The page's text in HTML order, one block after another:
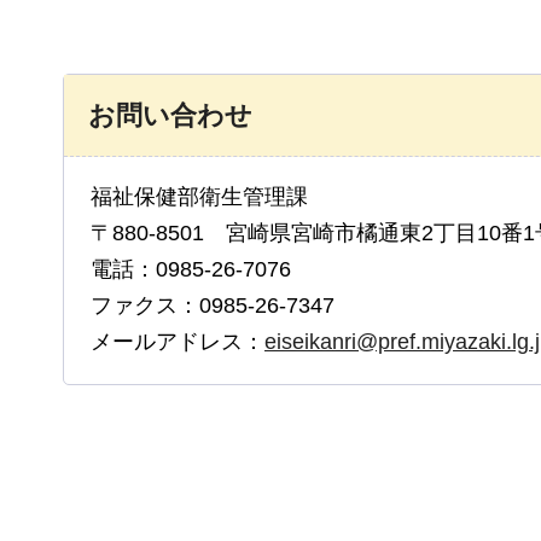
お問い合わせ
福祉保健部衛生管理課
〒880-8501 宮崎県宮崎市橘通東2丁目10番1
電話：0985-26-7076
ファクス：0985-26-7347
メールアドレス：